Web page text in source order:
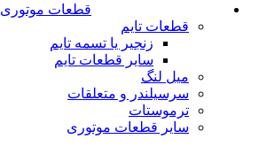
قطعات موتوری
قطعات تایم
زنجیر یا تسمه تایم
سایر قطعات تایم
میل لنگ
سرسیلندر و متعلقات
ترموستات
سایر قطعات موتوری